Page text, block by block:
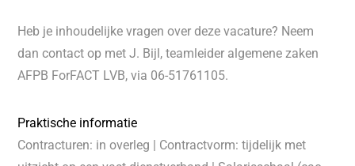
Heb je inhoudelijke vragen over deze vacature? Neem
dan contact op met J. Bijl, teamleider algemene zaken
AFPB ForFACT LVB, via 06-51761105.
Praktische informatie
Contracturen: in overleg | Contractvorm: tijdelijk met